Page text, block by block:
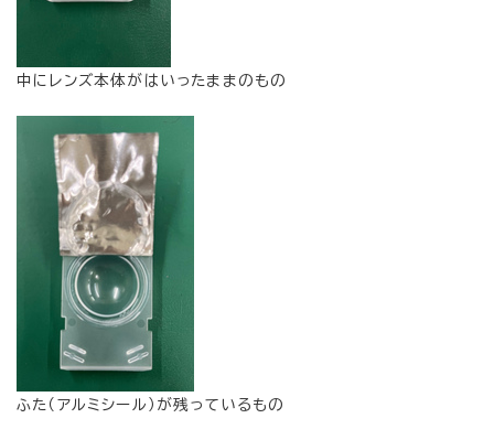
中にレンズ本体がはいったままのもの
ふた（アルミシール）が残っているもの